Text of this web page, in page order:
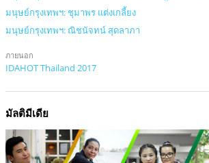
มนุษย์กรุงเทพฯ: ชุมาพร แต่งเกลี้ยง
มนุษย์กรุงเทพฯ: ณิชนัจทน์ สุดลาภา
ภายนอก
IDAHOT Thailand 2017
มัลติมีเดีย